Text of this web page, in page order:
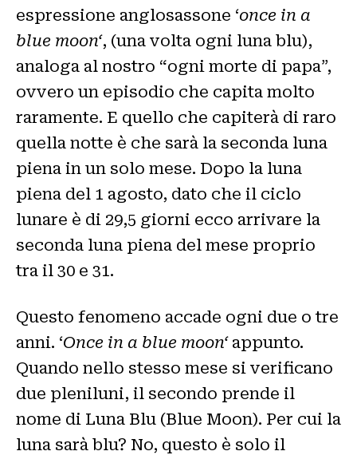
espressione anglosassone ‘once in a
blue moon‘, (una volta ogni luna blu),
analoga al nostro “ogni morte di papa”,
ovvero un episodio che capita molto
raramente. E quello che capiterà di raro
quella notte è che sarà la seconda luna
piena in un solo mese. Dopo la luna
piena del 1 agosto, dato che il ciclo
lunare è di 29,5 giorni ecco arrivare la
seconda luna piena del mese proprio
tra il 30 e 31.
Questo fenomeno accade ogni due o tre
anni. ‘Once in a blue moon‘appunto.
Quando nello stesso mese si verificano
due pleniluni, il secondo prende il
nome di Luna Blu (Blue Moon). Per cui la
luna sarà blu? No, questo è solo il